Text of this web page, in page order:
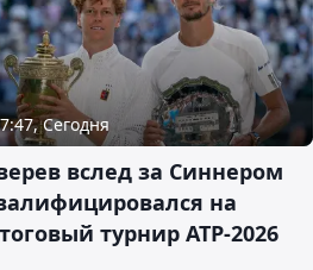
Сегодня
вслед за Синнером
на
турнир ATP-2026